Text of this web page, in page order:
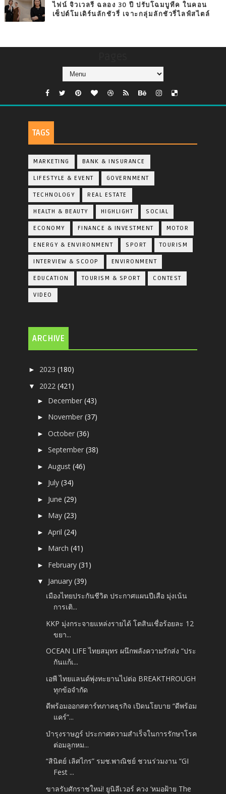
ไฟน์ จิวเวลรี ฉลอง 30 ปี ปรับโฉมบูทีค ในคอน
เซ็ปต์โมเดิร์นลักชัวรี่ เจาะกลุ่มลักชัวรี่ไลฟ์สไตล์
TAGS
MARKETING BANK & INSURANCE
LIFESTYLE & EVENT GOVERNMENT
TECHNOLOGY REAL ESTATE
HEALTH & BEAUTY HIGHLIGHT SOCIAL
ECONOMY FINANCE & INVESTMENT MOTOR
ENERGY & ENVIRONMENT SPORT TOURISM
INTERVIEW & SCOOP ENVIRONMENT
EDUCATION TOURISM & SPORT CONTEST
VIDEO
ARCHIVE
► 2023(180)
▼ 2022(421)
► December(43)
► November(37)
►October(36)
►September(38)
►August(46)
► July(34)
► June(29)
► May(23)
►April(24)
► March(41)
► February(31)
▼ January(39)
เมืองไทยประกันชีวิต ประกาศแผนปีเสือ มุ่งเน้น
การเติ...
KKP มุ่งกระจายแหล่งรายได้ โตสินเชื่อร้อยละ 12
ขยา...
OCEAN LIFE ไทยสมุทร ผนึกพลังความรักส่ง “ประ
กันแก้เ...
เอพี ไทยแลนด์พุ่งทะยานไปต่อ BREAKTHROUGH
ทุกข้อจำกัด
ดีพร้อมออกสตาร์ทภาคธุรกิจ เปิดนโยบาย “ดีพร้อม
แคร์”...
บำรุงราษฎร์ ประกาศความสำเร็จในการรักษาโรค
ต่อมลูกหม...
“สินิตย์ เลิศไกร” รมช.พาณิชย์ ชวนร่วมงาน “GI
Fest ...
ขาลรับศักราชใหม่! ยูนิลีเวอร์ ควง ‘หมอฝ้าย The